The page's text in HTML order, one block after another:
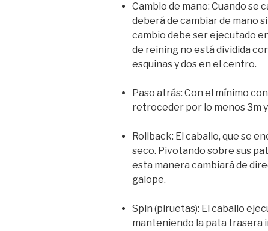
Cambio de mano: Cuando se
deberá de cambiar de mano
cambio debe ser ejecutado
de reining no está dividida
esquinas y dos en el centro.
Paso atrás: Con el mínimo
retroceder por lo menos 3m
Rollback: El caballo, que se
seco. Pivotando sobre sus
esta manera cambiará de
galope.
Spin (piruetas): El caballo
manteniendo la pata trasera